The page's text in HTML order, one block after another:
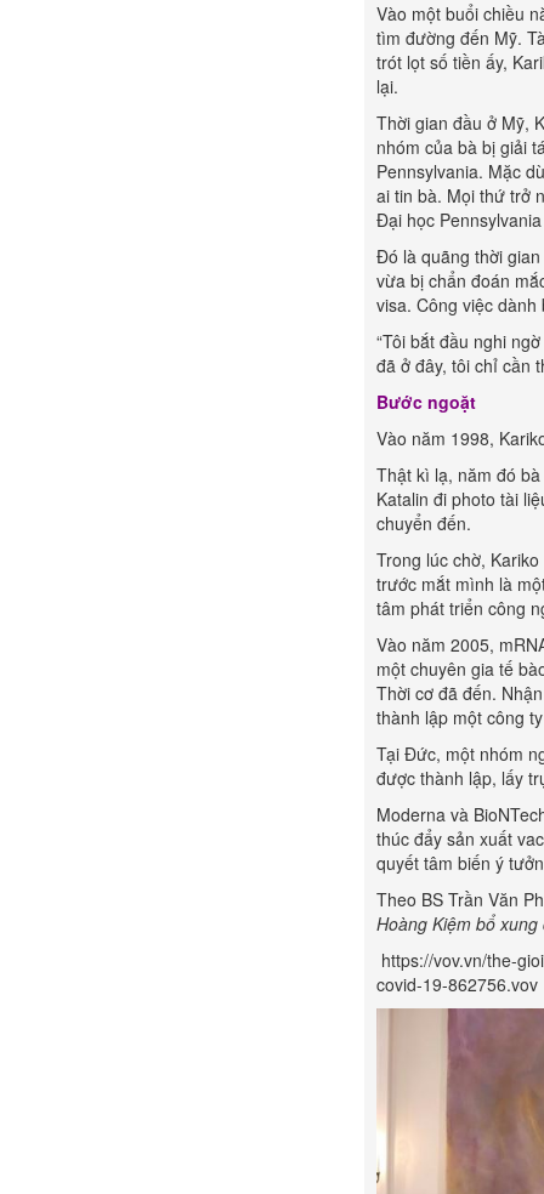
Vào một buổi chiều
tìm đường đến Mỹ.
trót lọt số tiền ấy,
lại.
Thời gian đầu ở Mỹ,
nhóm của bà bị giải
Pennsylvania. Mặc
ai tin bà. Mọi thứ trở
Đại học
Đó là quãng thời
vừa bị chẩn đoán
visa. Công việc
“Tôi bắt đầu nghi
đã ở đây, tôi chỉ cần
Bước ngoặt
Vào năm 1998,
Thật kì lạ, năm đó
Katalin đi photo tài
chuyển đến.
Trong lúc chờ,
trước mắt mình là
tâm phát triển công
Vào năm 2005,
một chuyên gia tế
Thời cơ đã đến.
thành lập một công
Tại Đức, một nhóm
được thành lập, lấy
Moderna và
thúc đẩy sản xuất
quyết tâm biến ý
Theo BS Trần Văn
Hoàng Kiệm bổ
https://vov.vn/the-
covid-19-862756.vov